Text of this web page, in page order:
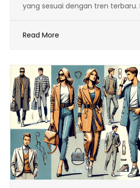
yang sesuai dengan tren terbaru.
Read More